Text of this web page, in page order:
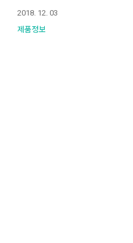
2018. 12. 03
제품정보